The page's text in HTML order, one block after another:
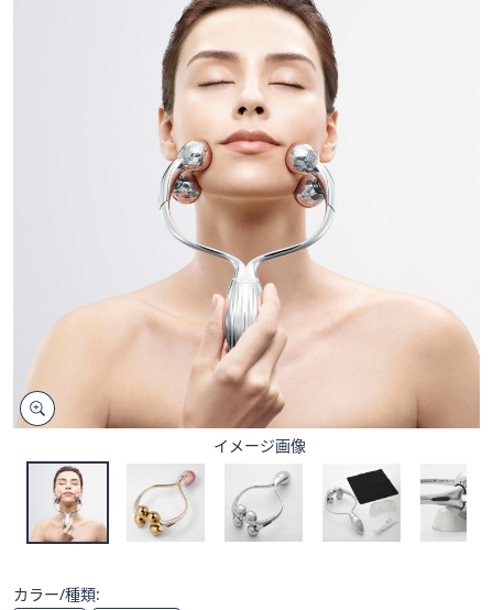
イ
ス
左
ス
イ
イメージ画像
カラー/種類: